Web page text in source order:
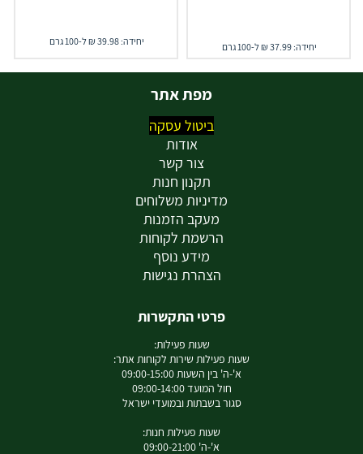
יחידה: 37.99 ₪ ל-100 גרם יחידה: 39.98 ₪ ל-100 גרם
מפת אתר
ביטול עסקה
אודות
צור קשר
תקנון חנות
מדיניות משלוחים
מעקב הזמנות
הרשמת לקוחות
מידע נוסף
הצהרת נגישות
פרטי התקשרות
שעות פעילות:
שעות פעילות שירות לקוחות אתר:
א'-ה' בין השעות 09:00-15:00
חול המועד 09:00-14:00
סגור בשבתות ובמועדי ישראל
שעות פעילות חנות:
א'-ה' 09:00-21:00